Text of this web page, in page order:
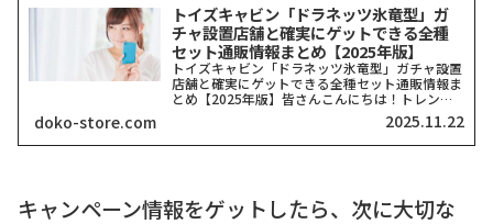
トイズキャビン「ドラネッツ氷竜型」ガ
チャ設置店舗と確実にゲットできる全種
セット通販情報まとめ【2025年版】
トイズキャビン「ドラネッツ氷竜型」ガチャ設置
店舗と確実にゲットできる全種セット通販情報ま
とめ【2025年版】皆さんこんにちは！トレンド
を探求する筆者「どこストア」です！今回ご紹介
するのは、カプセルトイ業界で今、最も注目を集
めていると言っても...
doko-store.com 2025.11.22
キャンペーン情報をゲットしたら、次に大切な